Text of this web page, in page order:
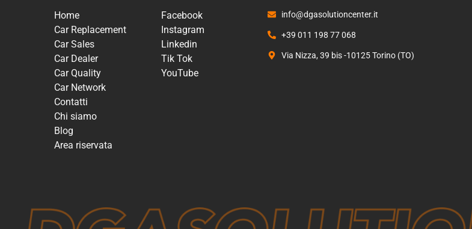
Home
Car Replacement
Car Sales
Car Dealer
Car Quality
Car Network
Contatti
Chi siamo
Blog
Area riservata
Facebook
Instagram
Linkedin
Tik Tok
YouTube
info@dgasolutioncenter.it
+39 011 198 77 068
Via Nizza, 39 bis -10125 Torino (TO)